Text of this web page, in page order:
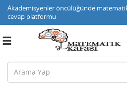
Akademisyenler öncülüğünde
cevap platformu
Toggle